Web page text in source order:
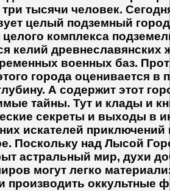
тысячи человек.
целый подземный
целого комплекса
келий древнеславянских
военных баз.
города оценивается в
А содержит этот
тайны. Тут и клады и
секреты и выходы в
искателей приключений
Поскольку над Лысой
астральный мир, духи
могут легко
производить оккультные